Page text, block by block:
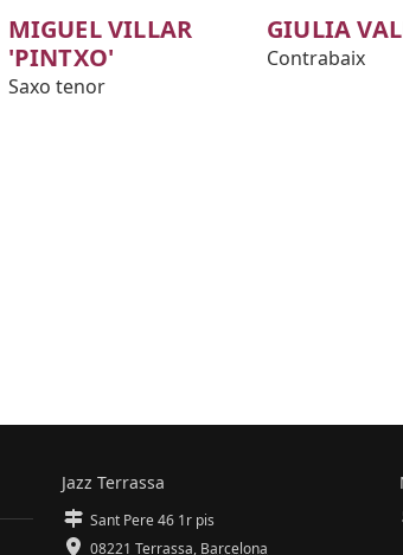
MIGUEL VILLAR
'PINTXO'
Saxo tenor
GIULIA
Contrabaix
Jazz Terrassa
Sant Pere 46 1r pis
08221 Terrassa, Barcelona